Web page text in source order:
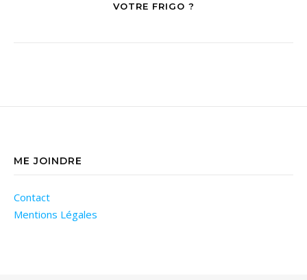
VOTRE FRIGO ?
ME JOINDRE
Contact
Mentions Légales